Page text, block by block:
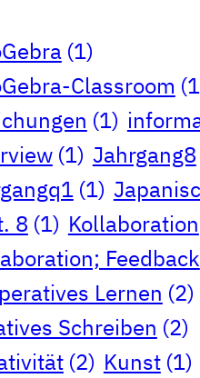
(1)
Classroom
(1)
(1) Jahrgang8
(1)
8 (1) Kollaboration
Feedback
Lernen (2)
Schreiben (2)
(2) Kunst (1)